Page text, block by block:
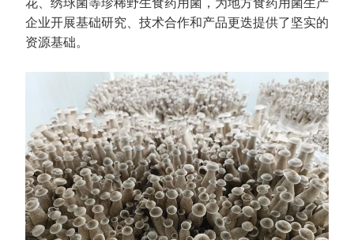
花、绣球菌等珍稀野生食药用菌，为地方食药用菌生产
企业开展基础研究、技术合作和产品更迭提供了坚实的
资源基础。